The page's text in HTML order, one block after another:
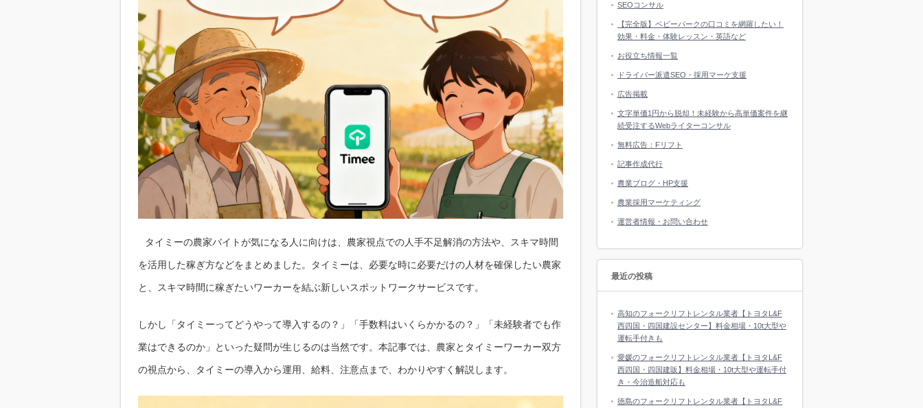
タイミーの農家バイトが気になる人に向けは、農家視点での人手不足解消の方法や、スキマ時間
を活用した稼ぎ方などをまとめました。タイミーは、必要な時に必要だけの人材を確保したい農家
と、スキマ時間に稼ぎたいワーカーを結ぶ新しいスポットワークサービスです。
しかし「タイミーってどうやって導入するの？」「手数料はいくらかかるの？」「未経験者でも作
業はできるのか」といった疑問が生じるのは当然です。本記事では、農家とタイミーワーカー双方
の視点から、タイミーの導入から運用、給料、注意点まで、わかりやすく解説します。
SEOコンサル
【完全版】ベビーパークの口コミを網羅したい！
効果・料金・体験レッスン・英語など
お役立ち情報一覧
ドライバー派遣SEO・採用マーケ支援
広告掲載
文字単価1円から脱却！未経験から高単価案件を継
続受注するWebライターコンサル
無料広告：Fリフト
記事作成代行
農業ブログ・HP支援
農業採用マーケティング
運営者情報・お問い合わせ
最近の投稿
高知のフォークリフトレンタル業者【トヨタL&F
西四国・四国建設センター】料金相場・10t大型や
運転手付きも
愛媛のフォークリフトレンタル業者【トヨタL&F
西四国・四国建販】料金相場・10t大型や運転手付
き・今治造船対応も
徳島のフォークリフトレンタル業者【トヨタL&F